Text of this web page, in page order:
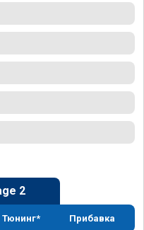
2
Тюнинг* Прибавка